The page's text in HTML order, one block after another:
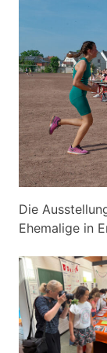
Die
Ehemalige in